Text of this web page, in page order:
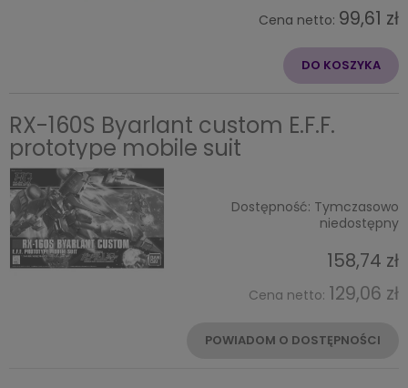
Cena netto: 99,61 zł
DO KOSZYKA
RX-160S Byarlant custom E.F.F.
prototype mobile suit
Dostępność: Tymczasowo
niedostępny
158,74 zł
Cena netto: 129,06 zł
POWIADOM O DOSTĘPNOŚCI